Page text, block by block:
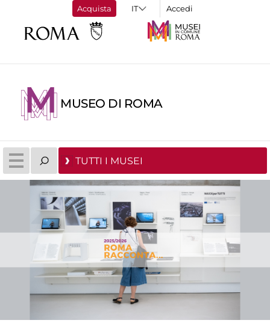
Acquista Accedi
MUSEO DI ROMA
TUTTI I MUSEI